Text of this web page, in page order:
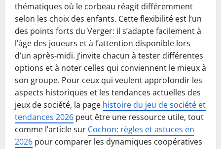
thématiques où le corbeau réagit différemment
selon les choix des enfants. Cette flexibilité est l’un
des points forts du Verger: il s’adapte facilement à
l’âge des joueurs et à l’attention disponible lors
d’un après-midi. J’invite chacun à tester différentes
options et à noter celles qui conviennent le mieux à
son groupe. Pour ceux qui veulent approfondir les
aspects historiques et les tendances actuelles des
jeux de société, la page histoire du jeu de société et
tendances 2026 peut être une ressource utile, tout
comme l’article sur Cochon: règles et astuces en
2026 pour comparer les dynamiques coopératives